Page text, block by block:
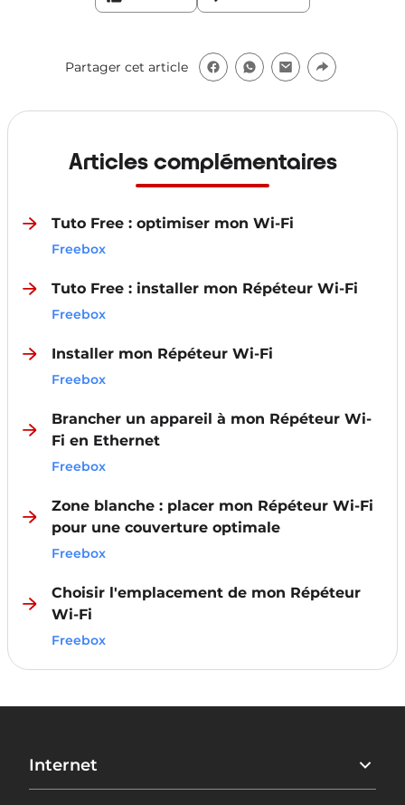
Partager cet article
Articles complémentaires
Tuto Free : optimiser mon Wi-Fi
Freebox
Tuto Free : installer mon Répéteur Wi-Fi
Freebox
Installer mon Répéteur Wi-Fi
Freebox
Brancher un appareil à mon Répéteur Wi-
Fi en Ethernet
Freebox
Zone blanche : placer mon Répéteur Wi-Fi
pour une couverture optimale
Freebox
Choisir l'emplacement de mon Répéteur
Wi-Fi
Freebox
Internet